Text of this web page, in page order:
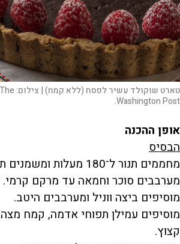
טארט שוקולד עשיר לפסח (ללא קמח) | צילום:
Washington Post.
אופן ההכנה
הבסיס
מחממים תנור ל־180 מעלות ומשמנים תבנית טארט.
מערבבים סוכר וחמאה עד מרקם קרמי.
מוסיפים ביצה ווניל ומערבבים היטב.
מוסיפים עמילן תפוחי אדמה, קמח
קצוץ.